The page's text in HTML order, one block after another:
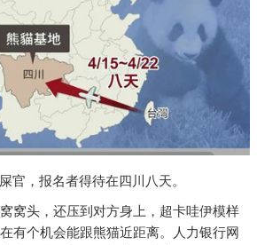
官，报名者得待在四川八天。
窝头，还压到对方身上，超卡哇伊模样
有个机会能跟熊猫近距离。人力银行网